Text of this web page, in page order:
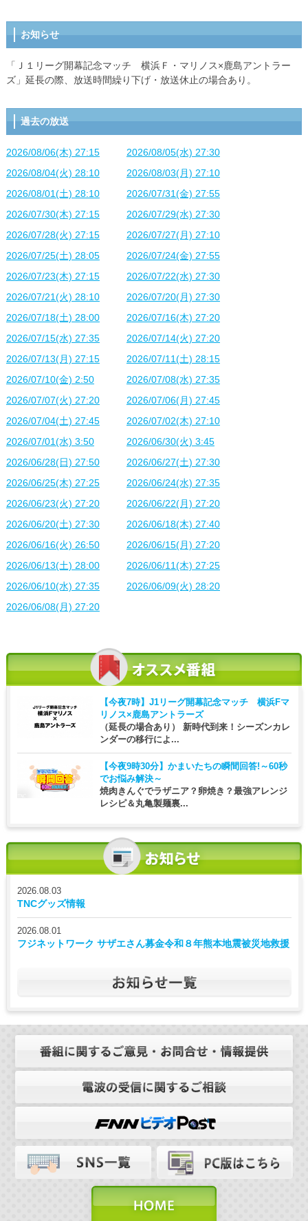
お知らせ
「Ｊ１リーグ開幕記念マッチ 横浜Ｆ・マリノス×鹿島アントラー
ズ」延長の際、放送時間繰り下げ・放送休止の場合あり。
過去の放送
2026/08/06(木) 27:15
2026/08/05(水) 27:30
2026/08/04(火) 28:10
2026/08/03(月) 27:10
2026/08/01(土) 28:10
2026/07/31(金) 27:55
2026/07/30(木) 27:15
2026/07/29(水) 27:30
2026/07/28(火) 27:15
2026/07/27(月) 27:10
2026/07/25(土) 28:05
2026/07/24(金) 27:55
2026/07/23(木) 27:15
2026/07/22(水) 27:30
2026/07/21(火) 28:10
2026/07/20(月) 27:30
2026/07/18(土) 28:00
2026/07/16(木) 27:20
2026/07/15(水) 27:35
2026/07/14(火) 27:20
2026/07/13(月) 27:15
2026/07/11(土) 28:15
2026/07/10(金) 2:50
2026/07/08(水) 27:35
2026/07/07(火) 27:20
2026/07/06(月) 27:45
2026/07/04(土) 27:45
2026/07/02(木) 27:10
2026/07/01(水) 3:50
2026/06/30(火) 3:45
2026/06/28(日) 27:50
2026/06/27(土) 27:30
2026/06/25(木) 27:25
2026/06/24(水) 27:35
2026/06/23(火) 27:20
2026/06/22(月) 27:20
2026/06/20(土) 27:30
2026/06/18(木) 27:40
2026/06/16(火) 26:50
2026/06/15(月) 27:20
2026/06/13(土) 28:00
2026/06/11(木) 27:25
2026/06/10(水) 27:35
2026/06/09(火) 28:20
2026/06/08(月) 27:20
【今夜7時】 J1リーグ開幕記念マッチ 横浜Fマ
リノス×鹿島アントラーズ
（延長の場合あり） 新時代到来！シーズンカレ
ンダーの移行によ...
【今夜9時30分】 かまいたちの瞬間回答!～60秒
でお悩み解決～
焼肉きんぐでラザニア？卵焼き？最強アレンジ
レシピ＆丸亀製麺裏...
2026.08.03
TNCグッズ情報
2026.08.01
フジネットワーク サザエさん募金令和８年熊本地震被災地救援